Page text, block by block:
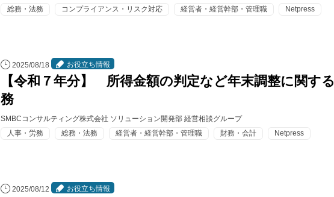
総務・法務
コンプライアンス・リスク対応 経営者・経営幹部・管理職 Netpress
2025/08/18 お役立ち情報
【令和７年分】 所得金額の判定など年末調整に関す
務
SMBCコンサルティング株式会社 ソリューション開発部 経営相談グループ
人事・労務
総務・法務 経営者・経営幹部・管理職 財務・会計 Netpress
2025/08/12 お役立ち情報